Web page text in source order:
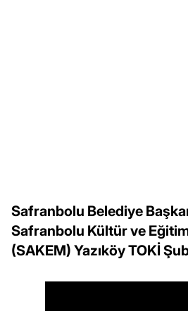
Safranbolu Belediye
Safranbolu Kültür ve
(SAKEM) Yazıköy TOKİ